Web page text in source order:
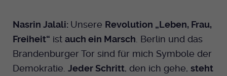
Nasrin Jalali: Unsere Revolution „Leben, Frau,
Freiheit“ ist auch ein Marsch . Berlin und das
Brandenburger Tor sind für mich Symbole der
Demokratie. Jeder Schritt, den ich gehe, steht